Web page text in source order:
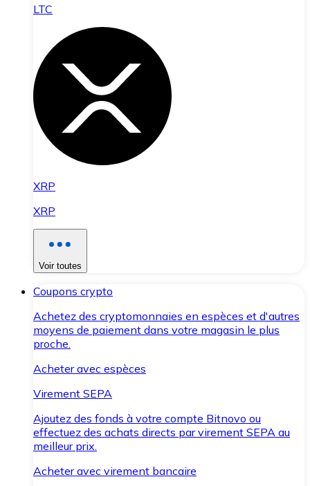
LTC
XRP
XRP
Voir toutes
Coupons crypto
Achetez des cryptomonnaies en espèces et d'autres
moyens de paiement dans votre magasin le plus
proche.
Acheter avec espèces
Virement SEPA
Ajoutez des fonds à votre compte Bitnovo ou
effectuez des achats directs par virement SEPA au
meilleur prix.
Acheter avec virement bancaire